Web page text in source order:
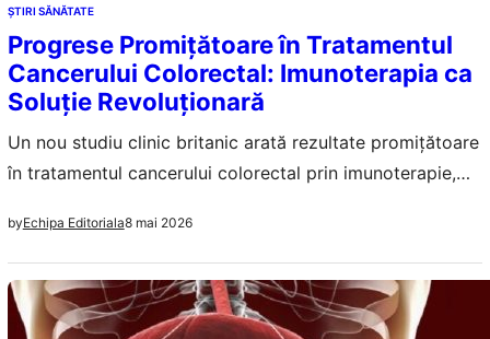
ŞTIRI SĂNĂTATE
Progrese Promițătoare în Tratamentul
Cancerului Colorectal: Imunoterapia ca
Soluție Revoluționară
Un nou studiu clinic britanic arată rezultate promițătoare
în tratamentul cancerului colorectal prin imunoterapie,
byEchipa Editoriala8 mai 2026